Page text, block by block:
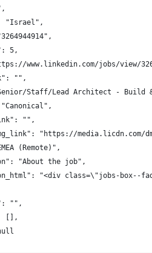
"Israel",
5,
www.linkedin.com/jobs/view/
"",
Staff/Lead Architect - Build
"",
"https://media.licdn.com/
(Remote)",
"About the job",
"<div class=\"jobs-box--
"",
[],